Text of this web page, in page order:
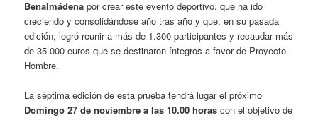
Benalmádena por crear este evento deportivo, que ha ido
creciendo y consolidándose año tras año y que, en su pasada
edición, logró reunir a más de 1.300 participantes y recaudar más
de 35.000 euros que se destinaron íntegros a favor de Proyecto
Hombre.
La séptima edición de esta prueba tendrá lugar el próximo
Domingo 27 de noviembre a las 10.00 horas con el objetivo de